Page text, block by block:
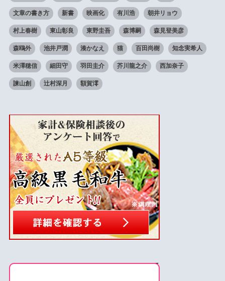
文章の書き方 新書 映画化 有川浩 朝井リョウ
村上春樹 東山彰良 東野圭吾 森博嗣 森見登美彦
森鴎外 池井戸潤 湊かなえ 猫 百田尚樹 知念実希人
米澤穂信 細田守 羽田圭介 芥川龍之介 西加奈子
諫山創 辻村深月 額賀澪